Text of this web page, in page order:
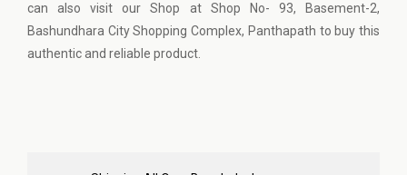
can also visit our Shop at Shop No- 93, Basement-2,
Bashundhara City Shopping Complex, Panthapath to buy this
authentic and reliable product.